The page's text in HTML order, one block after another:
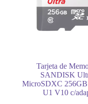
Tarjeta de
SANDISK
MicroSDXC
U1 V10 c/